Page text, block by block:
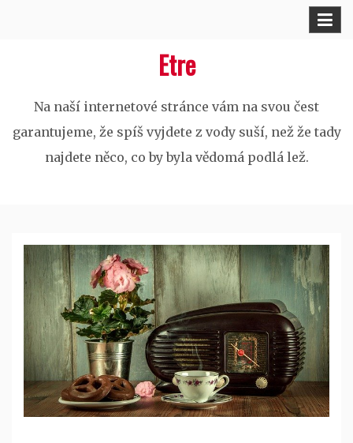
Etre
Na naší internetové stránce vám na svou čest
garantujeme, že spíš vyjdete z vody suší, než že tady
najdete něco, co by byla vědomá podlá lež.